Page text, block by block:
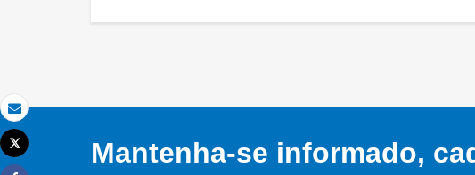
Email
Imprimir
Tweet Mantenha-se informado,